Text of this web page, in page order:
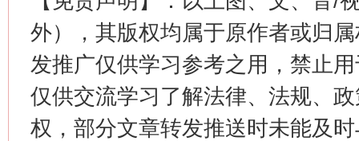
外），其版权均属于原作者或归
发推广仅供学习参考之用，禁止
仅供交流学习了解法律、法规、
权，部分文章转发推送时未能及
在谋一域中谋全局